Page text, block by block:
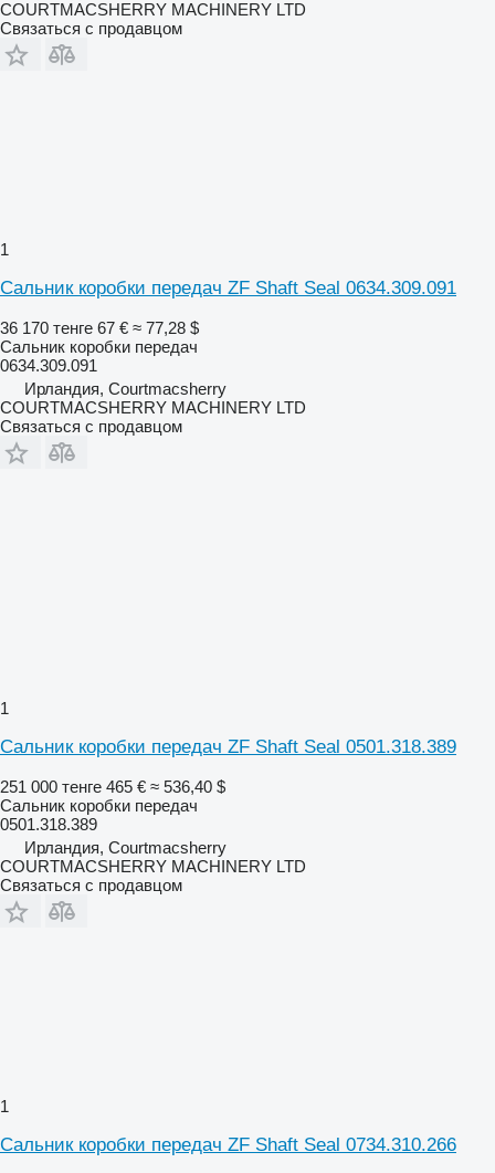
COURTMACSHERRY MACHINERY LTD
Связаться с продавцом
1
Сальник коробки передач ZF Shaft Seal 0634.309.091
36 170 тенге 67 € ≈ 77,28 $
Сальник коробки передач
0634.309.091
Ирландия, Courtmacsherry
COURTMACSHERRY MACHINERY LTD
Связаться с продавцом
1
Сальник коробки передач ZF Shaft Seal 0501.318.389
251 000 тенге 465 € ≈ 536,40 $
Сальник коробки передач
0501.318.389
Ирландия, Courtmacsherry
COURTMACSHERRY MACHINERY LTD
Связаться с продавцом
1
Сальник коробки передач ZF Shaft Seal 0734.310.266